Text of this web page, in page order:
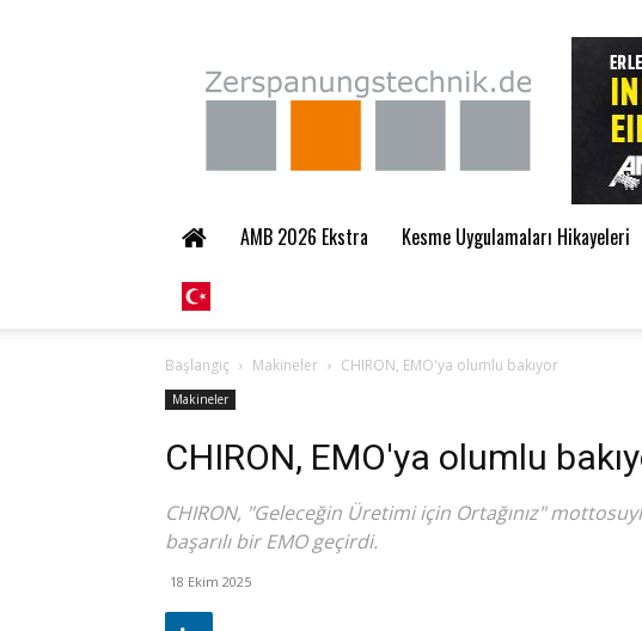
Zerspanungstechnik.de
AMB 2026 Ekstra Kesme Uygulamaları Hikayeleri
Başlangıç Makineler CHIRON, EMO'ya olumlu bakıyor
Makineler
CHIRON, EMO'ya olumlu
CHIRON, "Geleceğin Üretimi için Ortağınız"
başarılı bir EMO geçirdi.
18 Ekim 2025